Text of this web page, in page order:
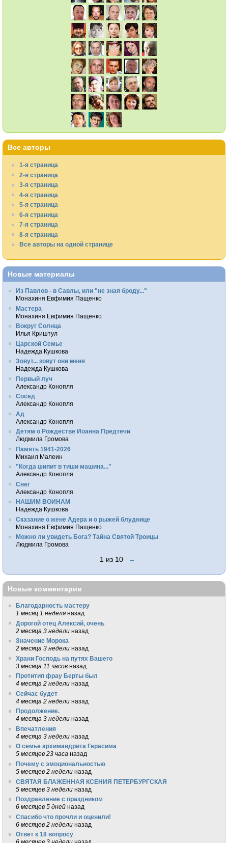
Все авторы
1-я страница
2-я страница
3-я страница
4-я страница
5-я страница
6-я страница
7-я страница
8-я страница
Все авторы на одной странице
Новые материалы
Из Павлов - в Савлы, или "не зная броду..."
Монахиня Евфимия Пащенко
Мастера
Монахиня Евфимия Пащенко
Вокруг Солнца
Илья Криштул
Царской Семье
Надежда Кушкова
Зовут... зовут они меня
Надежда Кушкова
Первый луч
Александр Конопля
Сосед
Александр Конопля
Ад
Александр Конопля
Детям о Рождестве Иоанна Предтечи
Людмила Громова
Память 1941-2026
Михаил Малеин
"Когда шипит в тиши машина..."
Александр Конопля
Снег
Александр Конопля
НАШИМ ВОИНАМ
Надежда Кушкова
Сказание о жене Адера и о рыжей блуднице
Монахиня Евфимия Пащенко
Можно ли увидеть Бога? Тайна Святой Троицы
Людмила Громова
1 из 10 →
Новые комментарии
Благодарность мастеру
1 месяц 1 неделя назад
Дорогой отец Алексий, очень
2 месяца 3 недели назад
Значение Морока
2 месяца 3 недели назад
Храни Господь на путях Вашего
3 месяца 11 часов назад
Протитип фрау Берты был
4 месяца 2 недели назад
Сейчас будет
4 месяца 2 недели назад
Продолжение.
4 месяца 3 недели назад
Впечатления
4 месяца 3 недели назад
О семье архимандрита Герасима
5 месяцев 23 часа назад
Почему с эмоциональностью
5 месяцев 2 недели назад
СВЯТАЯ БЛАЖЕННАЯ КСЕНИЯ ПЕТЕРБУРГСКАЯ
5 месяцев 3 недели назад
Поздравление с праздником
6 месяцев 5 дней назад
Спасибо что прочли и оценили!
6 месяцев 2 недели назад
Ответ к 18 вопросу